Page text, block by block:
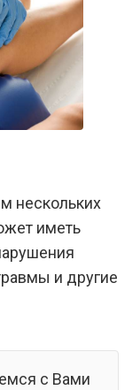
нескольких
иметь
и другие
с Вами